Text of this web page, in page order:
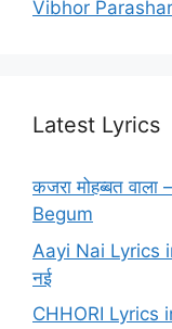
Vibhor
Latest Lyrics
कजरा मोहब्बत
Begum
Aayi Nai Lyrics
नई
CHHORI Lyrics